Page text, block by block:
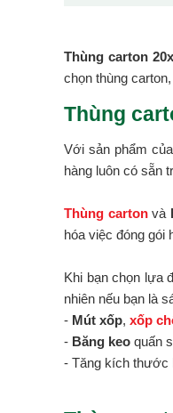
Thùng carton
chọn thùng carton,
Thùng
Với sản phẩm
hàng luôn có sẵn
Thùng cartonvà
hóa việc đóng gói
Khi bạn chọn lựa
nhiên nếu bạn là
- Mút xốp, xốp
- Băng keo quấn
- Tăng kích thước